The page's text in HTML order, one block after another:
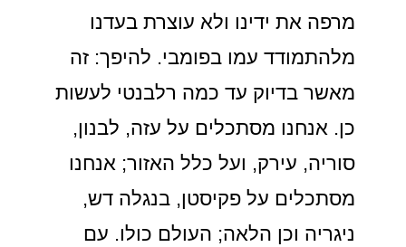
מרפה את ידינו ולא עוצרת בעדנו
מלהתמודד עמו בפומבי. להיפך: זה
מאשר בדיוק עד כמה רלבנטי לעשות
כן. אנחנו מסתכלים על עזה, לבנון,
סוריה, עירק, ועל כלל האזור; אנחנו
מסתכלים על פקיסטן, בנגלה דש,
ניגריה וכן הלאה; העולם כולו. עם